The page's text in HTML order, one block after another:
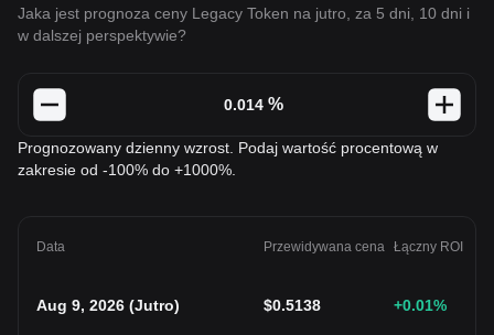
Jaka jest prognoza ceny Legacy Token na jutro, za 5 dni, 10 dni i
w dalszej perspektywie?
%
Prognozowany dzienny wzrost. Podaj wartość procentową w
zakresie od -100% do +1000%.
Data Przewidywana cena Łączny ROI
Aug 9, 2026 (Jutro) $0.5138 +0.01%